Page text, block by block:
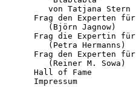
         von Tatjana Stern
Frag den Experten für
         (Björn Jagnow)
Frag die Expertin für
         (Petra Hermanns)
Frag den Experten für
         (Reiner M. Sowa)
      Hall of Fame
      Impressum